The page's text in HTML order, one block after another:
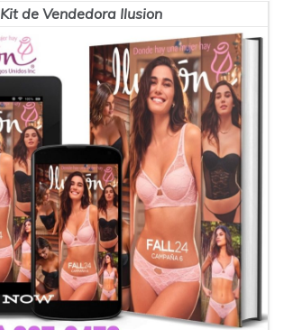
Kit de Vendedora Ilusion